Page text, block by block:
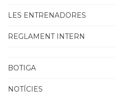
LES ENTRENADORES
REGLAMENT INTERN
BOTIGA
NOTÍCIES